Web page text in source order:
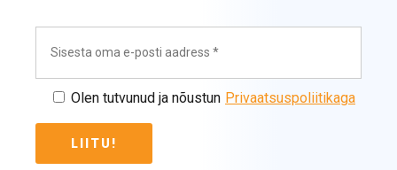
Olen tutvunud ja nõustun Privaatsuspoliitikaga